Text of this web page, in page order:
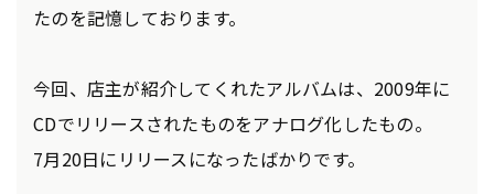
たのを記憶しております。
今回、店主が紹介してくれたアルバムは、2009年に
CDでリリースされたものをアナログ化したもの。
7月20日にリリースになったばかりです。